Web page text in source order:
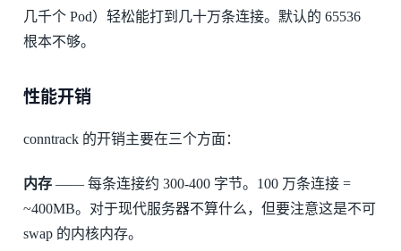
几千个 Pod）轻松能打到几十万条连接。默认的 65536
根本不够。
性能开销
conntrack 的开销主要在三个方面：
内存—— 每条连接约 300-400 字节。100 万条连接 =
~400MB。对于现代服务器不算什么，但要注意这是不可
swap 的内核内存。